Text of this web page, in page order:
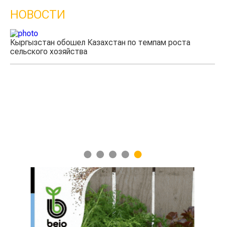
НОВОСТИ
Казахстанские фермеры заработали $35 млн на
экспорте чечевицы
1 2 3 4 5